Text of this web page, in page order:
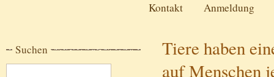
Kontakt
Anmeldung
Suchen
Tiere haben
auf Menschen